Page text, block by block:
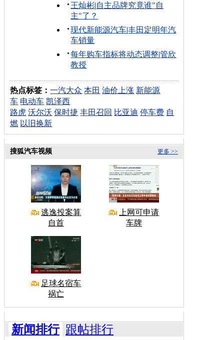
王灿彬|自主品牌究竟谁"自
主"了？
现代新能源汽车|丰田定明年汽
车销量
每年购车指标将动态调整|管欣
教授
热点标签：一汽大众 本田 油价上涨 新能源
车 电动车 凯泽西
路虎 沃尔沃 保时捷 丰田召回 比亚迪 停车费 自
燃 以旧换新
更多 >>
搜狐汽车视频
逃逸投案算
自首
上网可申请
车牌
足球名宿车
祸亡
新闻排行 跟帖排行